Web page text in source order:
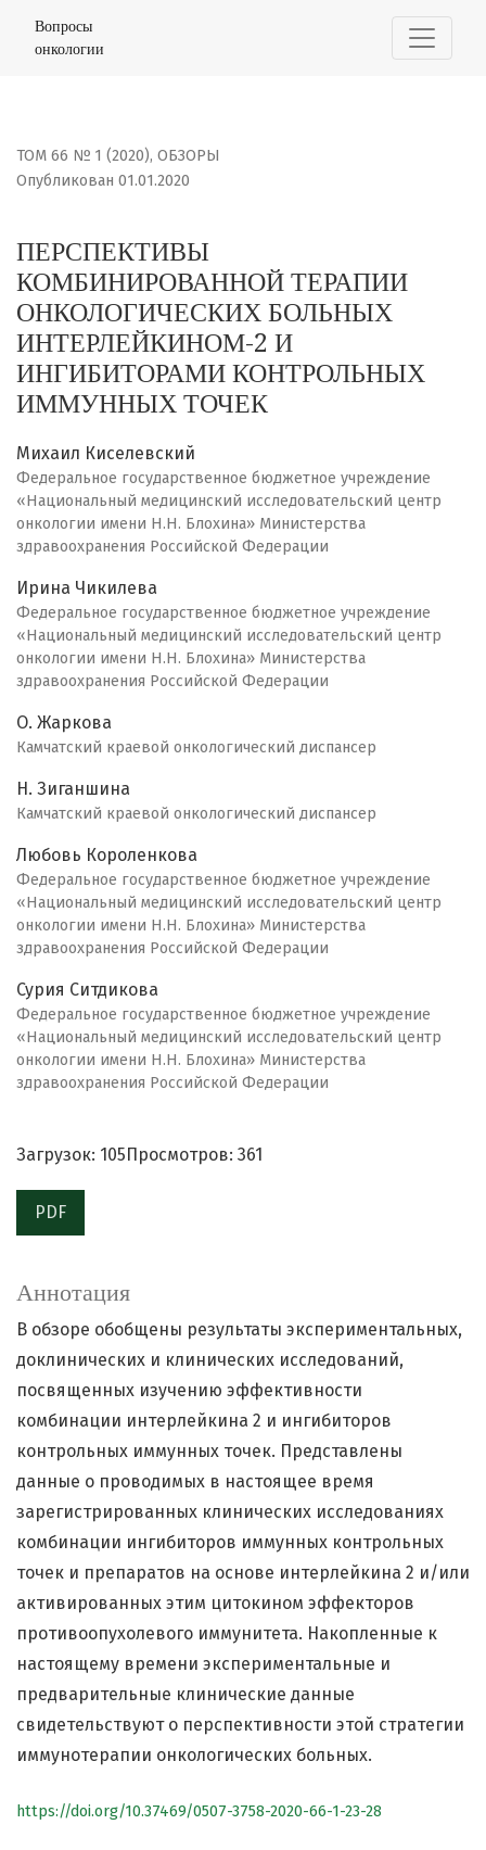
ПЕРСПЕКТИВЫ КОМБИНИРОВАННОЙ ТЕРАПИИ
Вопросы
онкологии
ТОМ 66 № 1 (2020), ОБЗОРЫ
ПЕРСПЕКТИВЫ
КОМБИНИРОВАННОЙ ТЕРАПИИ
ОНКОЛОГИЧЕСКИХ БОЛЬНЫХ
ИНТЕРЛЕЙКИНОМ-2 И
ИНГИБИТОРАМИ КОНТРОЛЬНЫХ
ИММУННЫХ ТОЧЕК
Опубликован 01.01.2020
Михаил Киселевский
Федеральное государственное бюджетное учреждение
«Национальный медицинский исследовательский центр
онкологии имени Н.Н. Блохина» Министерства
здравоохранения Российской Федерации
Ирина Чикилева
Федеральное государственное бюджетное учреждение
«Национальный медицинский исследовательский центр
онкологии имени Н.Н. Блохина» Министерства
здравоохранения Российской Федерации
О. Жаркова
Камчатский краевой онкологический диспансер
Н. Зиганшина
Камчатский краевой онкологический диспансер
Любовь Короленкова
Федеральное государственное бюджетное учреждение
«Национальный медицинский исследовательский центр
онкологии имени Н.Н. Блохина» Министерства
здравоохранения Российской Федерации
Сурия Ситдикова
Федеральное государственное бюджетное учреждение
«Национальный медицинский исследовательский центр
онкологии имени Н.Н. Блохина» Министерства
здравоохранения Российской Федерации
Загрузок: 105 Просмотров: 361
PDF
Аннотация
В обзоре обобщены результаты экспериментальных,
доклинических и клинических исследований,
посвященных изучению эффективности
комбинации интерлейкина 2 и ингибиторов
контрольных иммунных точек. Представлены
данные о проводимых в настоящее время
зарегистрированных клинических исследованиях
комбинации ингибиторов иммунных контрольных
точек и препаратов на основе интерлейкина 2 и/или
активированных этим цитокином эффекторов
противоопухолевого иммунитета. Накопленные к
настоящему времени экспериментальные и
предварительные клинические данные
свидетельствуют о перспективности этой стратегии
иммунотерапии онкологических больных.
https://doi.org/10.37469/0507-3758-2020-66-1-23-28